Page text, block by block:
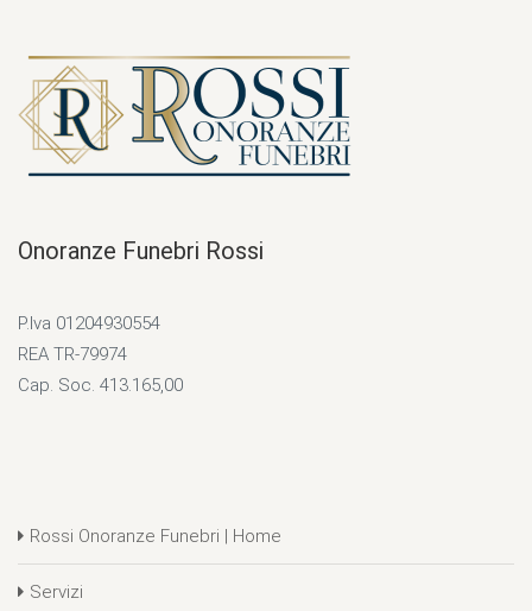
Onoranze Funebri Rossi
P.Iva 01204930554
REA TR-79974
Cap. Soc. 413.165,00
Rossi Onoranze Funebri | Home
Servizi